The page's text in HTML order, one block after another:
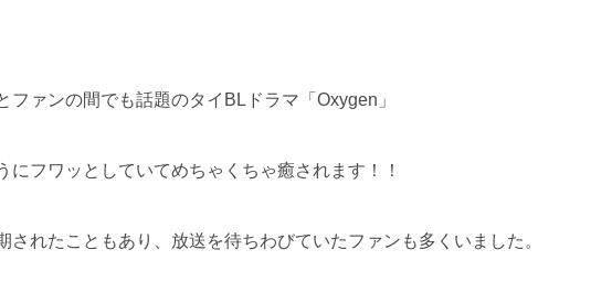
ファンの間でも話題のタイBLドラマ「Oxygen」
にフワッとしていてめちゃくちゃ癒されます！！
されたこともあり、放送を待ちわびていたファンも多くいました。